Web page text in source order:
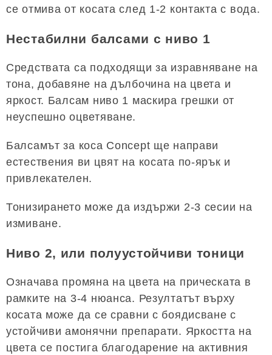
се отмива от косата след 1-2 контакта с вода.
Нестабилни балсами с ниво 1
Средствата са подходящи за изравняване на
тона, добавяне на дълбочина на цвета и
яркост. Балсам ниво 1 маскира грешки от
неуспешно оцветяване.
Балсамът за коса Concept ще направи
естествения ви цвят на косата по-ярък и
привлекателен.
Тонизирането може да издържи 2-3 сесии на
измиване.
Ниво 2, или полуустойчиви тоници
Означава промяна на цвета на прическата в
рамките на 3-4 нюанса. Резултатът върху
косата може да се сравни с боядисване с
устойчиви амонячни препарати. Яркостта на
цвета се постига благодарение на активния